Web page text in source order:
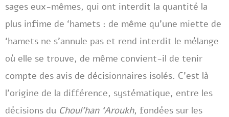
sages eux-mêmes, qui ont interdit la quantité la
plus infime de ‘hamets : de même qu’une miette de
‘hamets ne s’annule pas et rend interdit le mélange
où elle se trouve, de même convient-il de tenir
compte des avis de décisionnaires isolés. C’est là
l’origine de la différence, systématique, entre les
décisions du Choul’han ‘Aroukh, fondées sur les